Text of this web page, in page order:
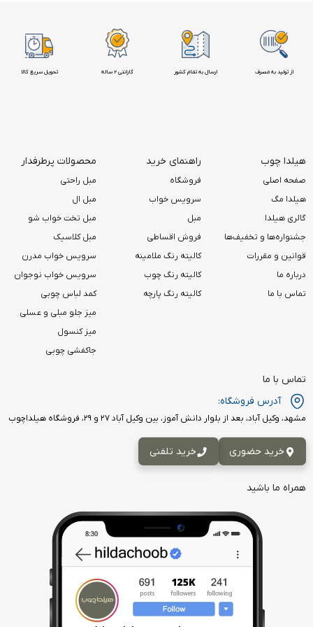
تحویل سریع کالا گارانتی 2 ساله ارسال به تمام کشور از تولید به مصرف
هیلدا چوب
صفحه اصلی
هیلدا مگ
گالری هیلدا
جشنواره‌ها و تخفیف‌ها
قوانین و مقررات
درباره ما
تماس با ما
راهنمای خرید
فروشگاه
سرویس خواب
مبل
فروش اقساطی
کالیته رنگ ملامینه
کالیته رنگ چوب
کالیته رنگ پارچه
محصولات پرطرفدار
مبل راحتی
مبل ال
مبل تخت خواب شو
مبل کلاسیک
سرویس خواب مدرن
سرویس خواب نوجوان
کمد لباس چوبی
میز جلو مبلی و عسلی
میز کنسول
جاکفشی چوبی
تماس با ما
آدرس فروشگاه:
مشهد، وکیل آباد، بعد از بلوار دانش آموز، بین وکیل آباد ۲۷ و ۲۹، فروشگاه هیلداچوب
خرید حضوری خرید تلفنی
همراه ما باشید